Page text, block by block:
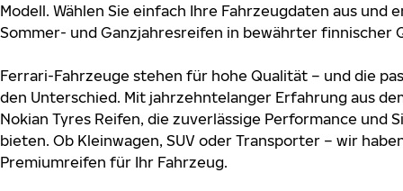
Modell. Wählen Sie einfach Ihre Fahrzeugdaten aus und
Sommer- und Ganzjahresreifen in bewährter finnischer
Ferrari-Fahrzeuge stehen für hohe Qualität – und die
den Unterschied. Mit jahrzehntelanger Erfahrung aus
Nokian Tyres Reifen, die zuverlässige Performance und
bieten. Ob Kleinwagen, SUV oder Transporter – wir
Premiumreifen für Ihr Fahrzeug.